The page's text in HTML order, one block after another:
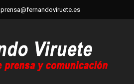
prensa@fernandoviruete.es